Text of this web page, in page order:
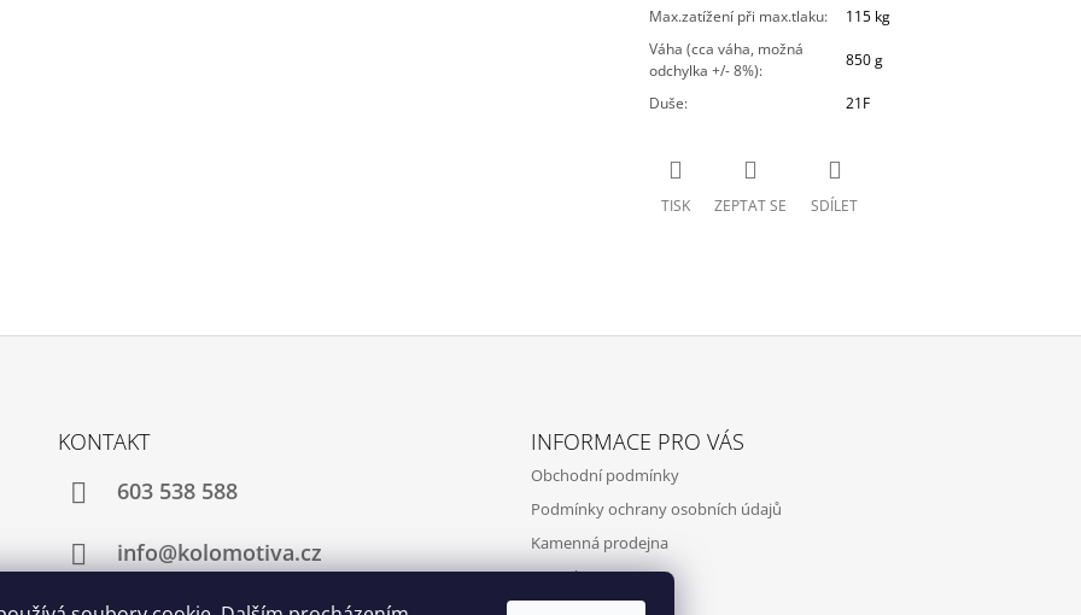
Max.zatížení při max.tlaku:
115 kg
Váha (cca váha, možná
odchylka +/- 8%):
850 g
Duše: 21F
TISK ZEPTAT SE SDÍLET
KONTAKT
603 538 588
info@kolomotiva.cz
INFORMACE PRO VÁS
Obchodní podmínky
Podmínky ochrany osobních údajů
Kamenná prodejna
Kontakty